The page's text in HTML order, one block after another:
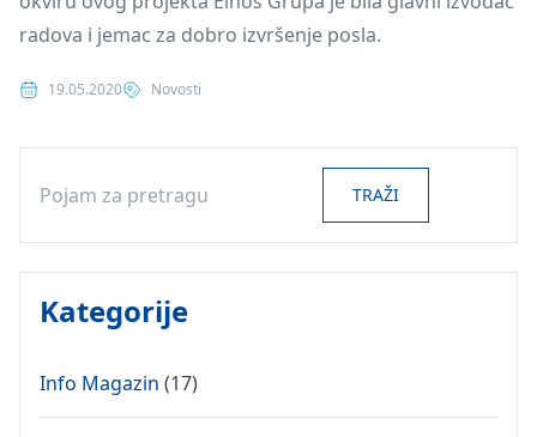
radova i jemac za dobro izvršenje posla.
19.05.2020 Posted in
Novosti
TRAŽI
Kategorije
Info Magazin (17)